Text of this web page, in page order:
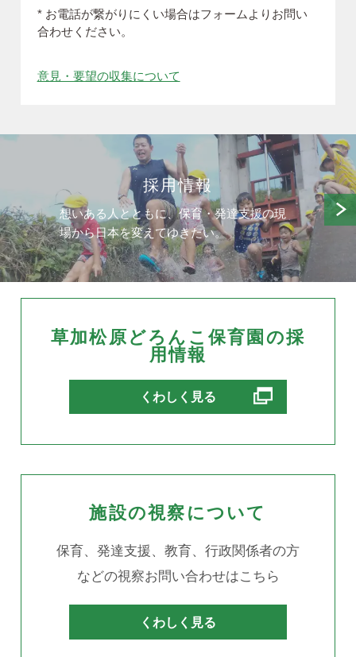
* お電話が繋がりにくい場合はフォームよりお問い
合わせください。
意見・要望の収集について
採用情報
想いある人とともに、保育・発達支援の現
場から日本を変えてゆきたい。
草加松原どろんこ保育園の採
用情報
くわしく見る別ウィンドウで開きます
施設の視察について
保育、発達支援、教育、行政関係者の方
などの視察お問い合わせはこちら
くわしく見る